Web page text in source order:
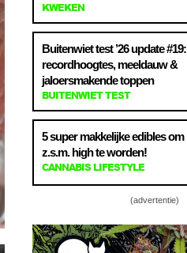
KWEKEN
Buitenwiet test ’26 update #19:
recordhoogtes, meeldauw &
jaloersmakende toppen
BUITENWIET TEST
5 super makkelijke edibles om
z.s.m. high te worden!
CANNABIS LIFESTYLE
(advertentie)